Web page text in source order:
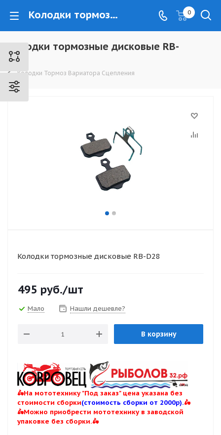
Колодки тормозные дисковые RB-D28 - www.kovrovec.ru 0
Колодки тормозные дисковые RB-
D28
Колодки Тормоз Вариатора Сцепления
Колодки тормозные дисковые RB-D28
495 руб./шт
Мало Нашли дешевле?
В корзину
🛵На мототехнику "Под заказ" цена указана без
стоимости сборки(стоимость сборки от 2000р).🛵
🛵Можно приобрести мототехнику в заводской
упаковке без сборки.🛵